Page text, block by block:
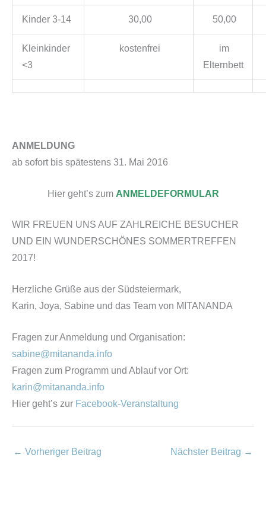
Kinder 3-14 30,00 50,00
Kleinkinder
<3
kostenfrei
im
Elternbett
ANMELDUNG
ab sofort bis spätestens 31. Mai 2016
Hier geht’s zum ANMELDEFORMULAR
WIR FREUEN UNS AUF ZAHLREICHE BESUCHER
UND EIN WUNDERSCHÖNES SOMMERTREFFEN
2017!
Herzliche Grüße aus der Südsteiermark,
Karin, Joya, Sabine und das Team von MITANANDA
Fragen zur Anmeldung und Organisation:
sabine@mitananda.info
Fragen zum Programm und Ablauf vor Ort:
karin@mitananda.info
Hier geht’s zur Facebook-Veranstaltung
← Vorheriger Beitrag Nächster Beitrag →